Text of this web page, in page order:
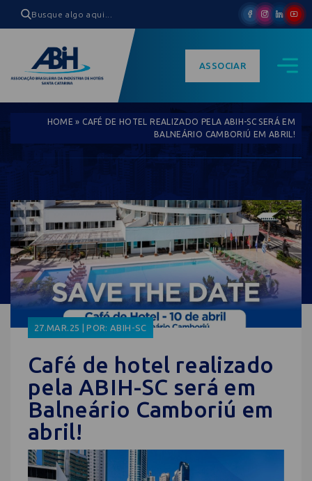
ASSOCIAR
HOME » CAFÉ DE HOTEL REALIZADO PELA ABIH-SC SERÁ EM
BALNEÁRIO CAMBORIÚ EM ABRIL!
27.MAR.25 | POR: ABIH-SC
Café de hotel realizado
pela ABIH-SC será em
Balneário Camboriú em
abril!